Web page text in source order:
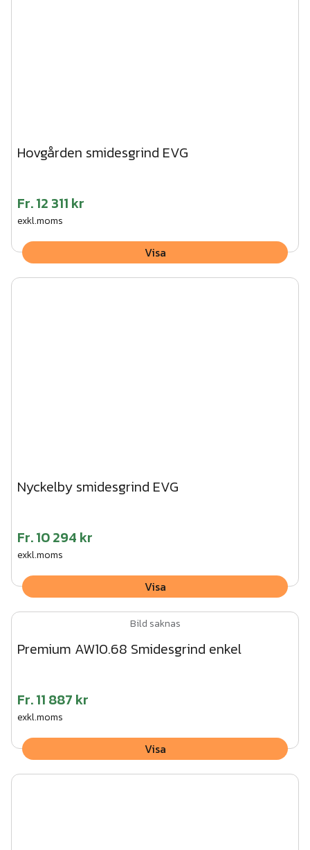
Hovgården smidesgrind EVG
Fr.12 311 kr
exkl.moms
Visa
Nyckelby smidesgrind EVG
Fr.10 294 kr
exkl.moms
Visa
Bild saknas
Premium AW10.68 Smidesgrind enkel
Fr.11 887 kr
exkl.moms
Visa